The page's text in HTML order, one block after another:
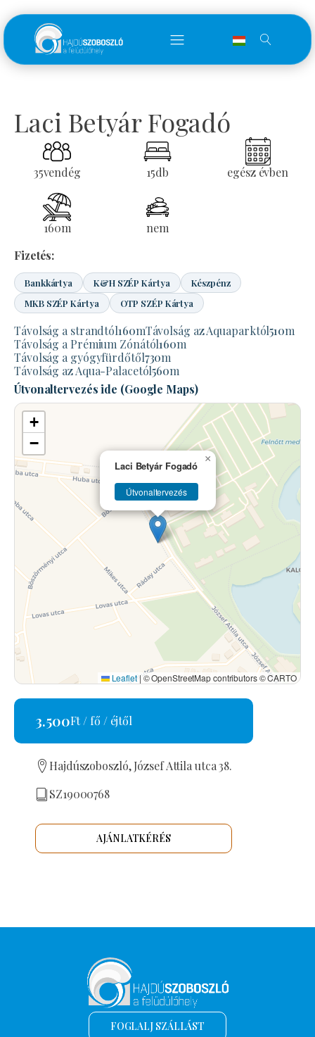
Laci Betyár Fogadó
35vendég 15db egész évben
160m
nem
Fizetés:
Bankkártya K&H SZÉP Kártya
Készpénz
MKB SZÉP Kártya
OTP SZÉP Kártya
Távolság a strandtól160mTávolság az Aquaparktól510m
Távolság a Prémium Zónától160m
Távolság a gyógyfürdőtől730m
Távolság az Aqua-Palacetól560m
Útvonaltervezés ide (Google Maps)
Laci Betyár Fogadó
Útvonaltervezés
×
+
−
Leaflet | © OpenStreetMap contributors © CARTO
3.500Ft / fő / éjtől
Hajdúszoboszló, József Attila utca 38.
SZ19000768
AJÁNLATKÉRÉS
FOGLALJ SZÁLLÁST